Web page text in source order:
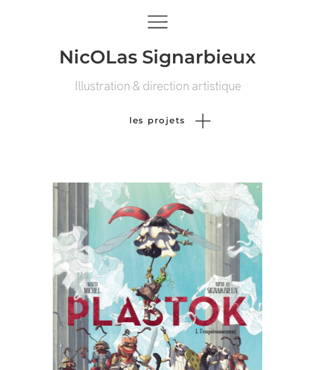
NicOLas Signarbieux
Illustration & direction artistique
les projets